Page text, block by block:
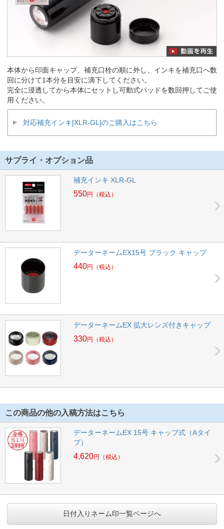
本体から印面キャップ、補充口栓の順に外し、インキを補充口へ数
回に分けて1本分を目安に滴下してください。
完全に浸透してから本体にセットし可動式パッドを数回押してご使
用ください。
対応補充インキ[XLR-GL]のご購入はこちら
サプライ・オプション品
補充インキ XLR-GL
550円 （税込）
データーネームEX15号 ブラック キャップ
440円 （税込）
データーネームEX 拡大レンズ付きキャップ
330円 （税込）
この商品の他の入稿方法はこちら
データーネームEX 15号 キャップ式（Aタイ
プ）
4,620円 （税込）
日付入りネーム印一覧ページへ